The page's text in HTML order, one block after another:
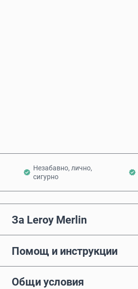
Незабавно, лично,
сигурно
За Leroy Merlin
Помощ и инструкции
Общи условия